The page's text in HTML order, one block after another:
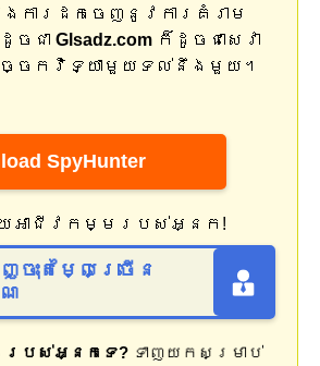
ងការដកចេញនូវការគំរាម
ចជា Glsadz.com ក៏ដូចជាសេវា
ចេកវិទ្យាមួយទល់នឹងមួយ។
SpyHunter
អាជីវកម្មរបស់អ្នក!
ះតម្លៃច្រើន
ណ
របស់អ្នកទេ?ទាញយកសម្រាប់